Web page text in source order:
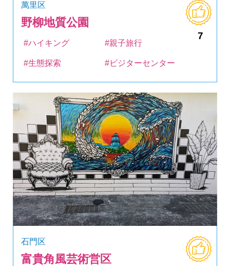
萬里区
野柳地質公園
7
#ハイキング #親子旅行
#生態探索 #ビジターセンター
石門区
富貴角風芸術営区